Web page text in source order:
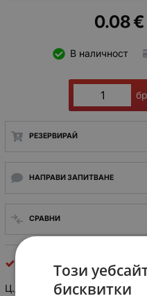
0.08€
В наличност
РЕЗЕРВИРАЙ
НАПРАВИ ЗАПИТВАНЕ
СРАВНИ
ценерови
Ц.Д.-16.2V/0.5W
Този
бисквитки